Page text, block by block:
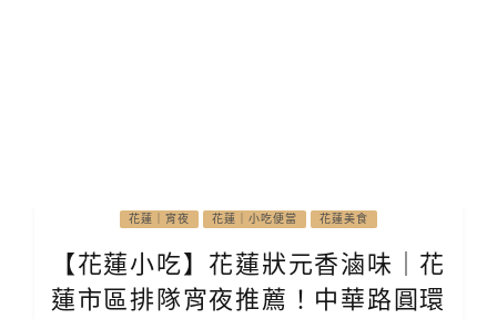
花蓮｜宵夜 花蓮｜小吃便當 花蓮美食
【花蓮小吃】花蓮狀元香滷味｜花
蓮市區排隊宵夜推薦！中華路圓環